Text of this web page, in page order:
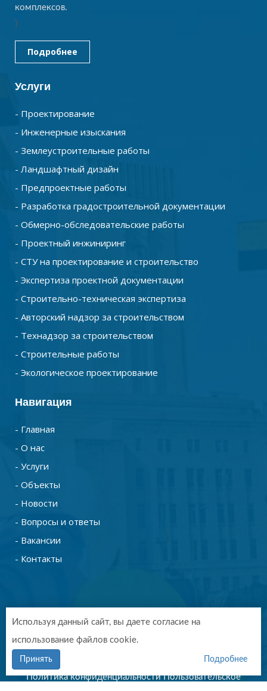
комплексов.
}
Подробнее
Услуги
- Проектирование
- Инженерные изыскания
- Землеустроительные работы
- Ландшафтный дизайн
- Предпроектные работы
- Разработка градостроительной документации
- Обмерно-обследовательские работы
- Проектный инжиниринг
- СТУ на проектирование и строительство
- Экспертиза проектной документации
- Строительно-техническая экспертиза
- Авторский надзор за строительством
- Технадзор за строительством
- Строительные работы
- Экологическое проектирование
Навигация
- Главная
- О нас
- Услуги
- Объекты
- Новости
- Вопросы и ответы
- Вакансии
- Контакты
Copyright © 2019 - 2026. СтройТехПроект Калуга.
Разработка и продвижение -
Vegas Studio
Политика конфиденциальности Пользовательское
Используя данный сайт, вы даете согласие на
использование файлов cookie.
Принять Подробнее